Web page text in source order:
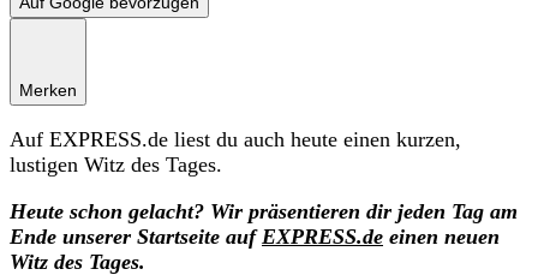
Merken
Auf EXPRESS.de liest du auch heute einen kurzen,
lustigen Witz des Tages.
Heute schon gelacht? Wir präsentieren dir jeden Tag am
Ende unserer Startseite auf EXPRESS.de einen neuen
Witz des Tages.